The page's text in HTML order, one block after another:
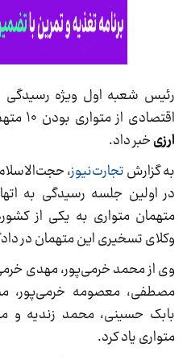
رئیس شعبه اول ویژه رسیدگی
اقتصادی از متواری بودن ۱۰ متهم از ۱۷ متهم پرونده اخلالگران
ارزیخبر داد.
به گزارشتجارت‌نیوز،
متهمان متواری به یکی از
وکلای تسخیری این متهمان در
وی از محمد خرمی‌پور، مهدی
مصطفی، معصومه خرمی‌پور،
بابک حسینی، محمد زندیه و
متواری یاد کرد.